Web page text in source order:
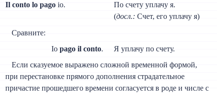
Il conto lo pago io.
По счету уплачу я.
(досл.: Счет, его уплачу я)
Сравните:
Io pago il conto.
Я уплачу по счету.
Если сказуемое выражено сложной временной формой,
при перестановке прямого дополнения страдательное
причастие прошедшего времени согласуется в роде и числе с